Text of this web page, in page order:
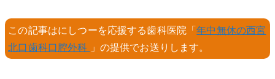
この記事はにしつーを応援する歯科医院「年中無休の西宮
北口歯科口腔外科 」の提供でお送りします。